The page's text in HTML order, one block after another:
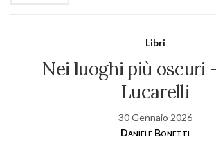
Libri
Nei luoghi più oscuri
Lucarelli
30 Gennaio 2026
Daniele Bonetti